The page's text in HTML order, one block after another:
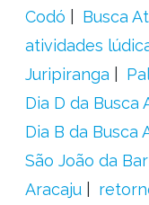
Codó
Busca
atividades
Juripiranga
Dia D da Busca
Dia B da Busca
São João da
Aracaju